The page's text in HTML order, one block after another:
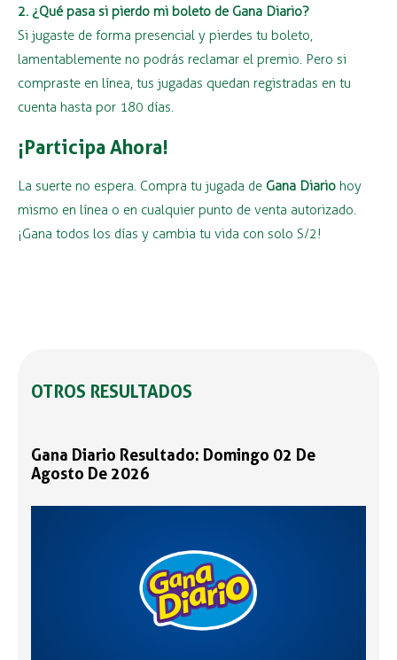
2. ¿Qué pasa si pierdo mi boleto de Gana Diario?
Si jugaste de forma presencial y pierdes tu boleto,
lamentablemente no podrás reclamar el premio. Pero si
compraste en línea, tus jugadas quedan registradas en tu
cuenta hasta por 180 días.
¡Participa Ahora!
La suerte no espera. Compra tu jugada de Gana Diario hoy
mismo en línea o en cualquier punto de venta autorizado.
¡Gana todos los días y cambia tu vida con solo S/2!
OTROS RESULTADOS
Gana Diario Resultado: Domingo 02 De
Agosto De 2026